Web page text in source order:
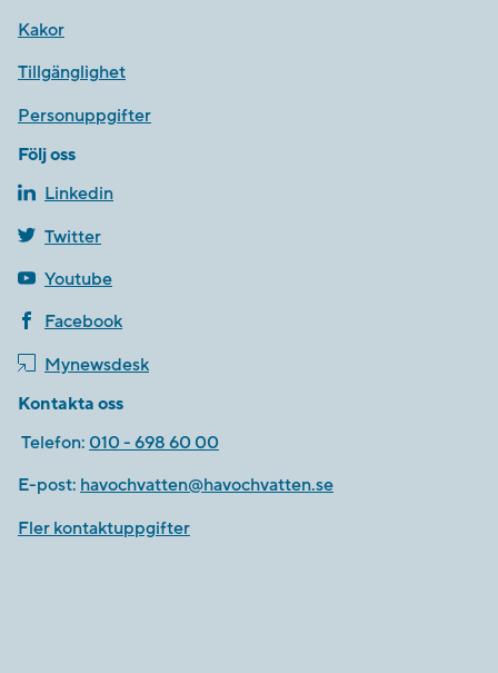
Kakor
Tillgänglighet
Personuppgifter
Följ oss
Linkedin
Twitter
Youtube
Facebook
Mynewsdesk
Kontakta oss
Telefon: 010 - 698 60 00
E-post: havochvatten@havochvatten.se
Fler kontaktuppgifter